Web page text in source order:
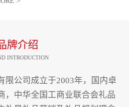
牌介绍
INTRODUCTION
限公司成立于2003年，国内卓
，中华全国工商业联合会礼品